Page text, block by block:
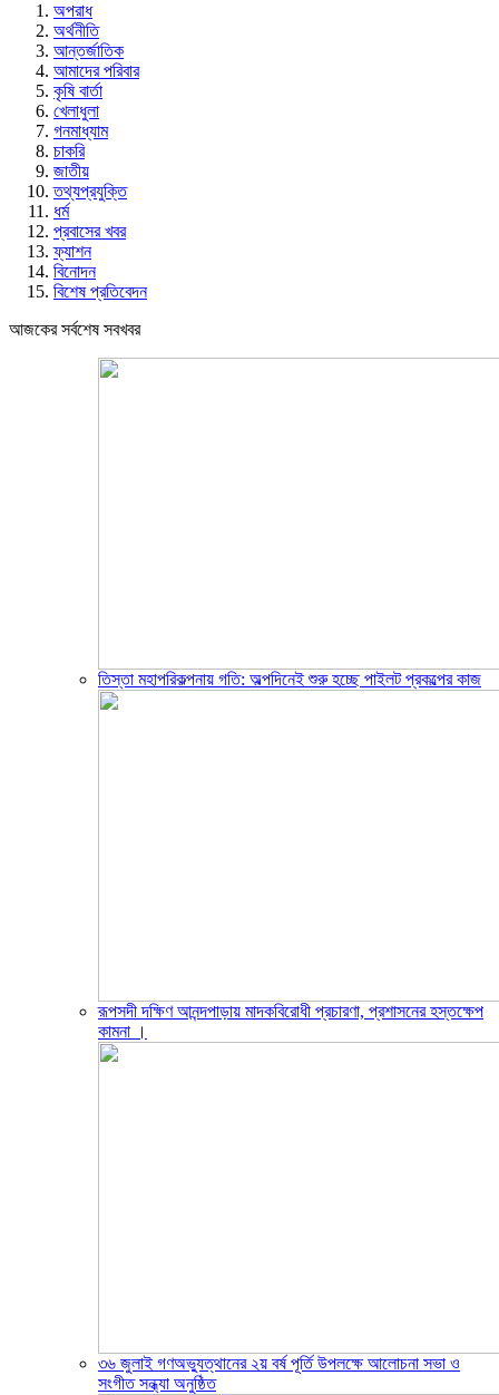
অপরাধ
অর্থনীতি
আন্তর্জাতিক
আমাদের পরিবার
কৃষি বার্তা
খেলাধুলা
গনমাধ্যাম
চাকরি
জাতীয়
তথ্যপ্রযুক্তি
ধর্ম
প্রবাসের খবর
ফ্যাশন
বিনোদন
বিশেষ প্রতিবেদন
আজকের সর্বশেষ সবখবর
তিস্তা মহাপরিকল্পনায় গতি: অল্পদিনেই শুরু হচ্ছে পাইলট প্রকল্পের কাজ
রূপসদী দক্ষিণ আনন্দপাড়ায় মাদকবিরোধী প্রচারণা, প্রশাসনের হস্তক্ষেপ
কামনা ‎।
৩৬ জুলাই গণঅভ্যুত্থানের ২য় বর্ষ পূর্তি উপলক্ষে আলোচনা সভা ও
সংগীত সন্ধ্যা অনুষ্ঠিত